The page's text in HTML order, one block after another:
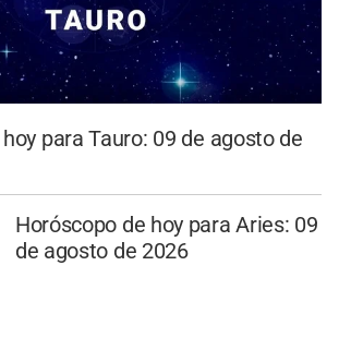
para Tauro: 09 de agosto de
Horóscopo de hoy para Aries: 09
de agosto de 2026